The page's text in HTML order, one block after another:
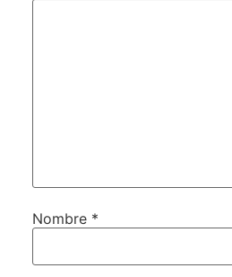
Nombre *